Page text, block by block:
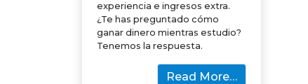
experiencia e ingresos extra.
¿Te has preguntado cómo
ganar dinero mientras estudio?
Tenemos la respuesta.
Read More…